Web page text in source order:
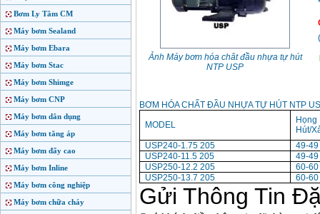
Bơm Ly Tâm CM
Máy bơm Sealand
Máy bơm Ebara
Máy bơm Stac
Máy bơm Shimge
Máy bơm CNP
Máy bơm dân dụng
Máy bơm tăng áp
Máy bơm đẩy cao
Máy bơm Inline
Máy bơm công nghiệp
Máy bơm chữa cháy
Ảnh Máy bơm hóa chât đầu nhựa tự hút
NTP USP
(
BƠM HÓA CHẤT ĐẦU NHỰA TỰ HÚT NTP
MODEL
Họng
Hút/
USP240-1.75 205
49-49
USP240-11.5 205
49-49
USP250-12.2 205
60-60
USP250-13.7 205
60-60